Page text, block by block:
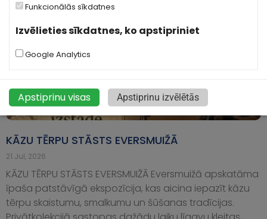
KĀZU TĒRPU STĀSTS EVERSMUIŽĀ
21.Jul, 2026
KĀZU TĒRPU STĀSTS EVERSMUIŽĀ Eversmuižā apskatāma
īpaša patstāvīgā ekspozīcija, kas aicina iepazīt kāzu
tērpu skaistumu, smalkumu un šūšanas tradīcijas.
Funkcionālās sīkdatnes
Izvēlieties sīkdatnes, ko apstipriniet
Google Analytics
Apstiprinu visas Apstiprinu izvēlētās